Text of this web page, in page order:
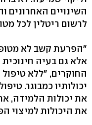
השינויים האחרונים
לרשום ריטלין לכל
"הפרעת קשב לא
אלא גם בעיה
החוקרים, "ללא
יכולותיו כמבוגר.
את יכולות הלמידה,
את היכולות למיצוי